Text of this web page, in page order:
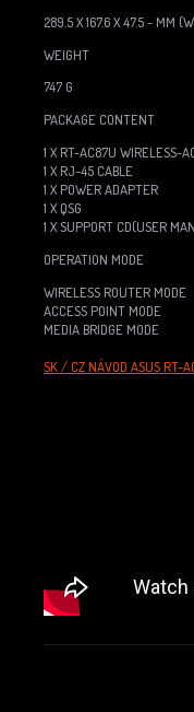
289.5 X 167.6 X 47.5 ~ MM
WEIGHT
747 G
PACKAGE CONTENT
1 X RT-AC87U WIRELESS-
1 X RJ-45 CABLE
1 X POWER ADAPTER
1 X QSG
1 X SUPPORT CD(USER
OPERATION MODE
WIRELESS ROUTER MODE
ACCESS POINT MODE
MEDIA BRIDGE MODE
SK / CZ NÁVOD ASUS RT-